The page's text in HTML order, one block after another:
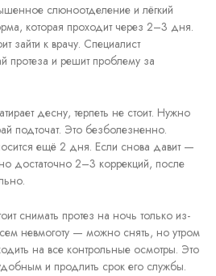
слюноотделение и лёгкий
которая проходит через 2–3 дня.
зайти к врачу. Специалист
протеза и решит проблему за
десну, терпеть не стоит. Нужно
подточат. Это безболезненно.
ещё 2 дня. Если снова давит —
достаточно 2–3 коррекций, после
снимать протез на ночь только из-
невмоготу — можно снять, но утром
на все контрольные осмотры. Это
и продлить срок его службы.